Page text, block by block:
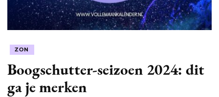
ZON
Boogschutter-seizoen 2024: dit
ga je merken